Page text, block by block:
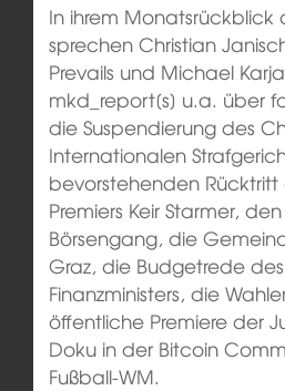
In ihrem Monatsrückblick
sprechen Christian
Prevails und Michael
mkd_report[s] u.a. über
die Suspendierung des
Internationalen
bevorstehenden Rücktritt
Premiers Keir Starmer,
Börsengang, die
Graz, die Budgetrede
Finanzministers, die
öffentliche Premiere der
Doku in der Bitcoin
Fußball-WM.